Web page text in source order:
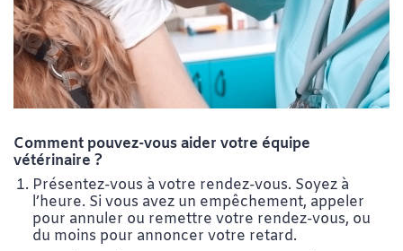
Comment pouvez-vous aider votre équipe
vétérinaire ?
Présentez-vous à votre rendez-vous. Soyez à
l’heure. Si vous avez un empêchement, appeler
pour annuler ou remettre votre rendez-vous, ou
du moins pour annoncer votre retard.